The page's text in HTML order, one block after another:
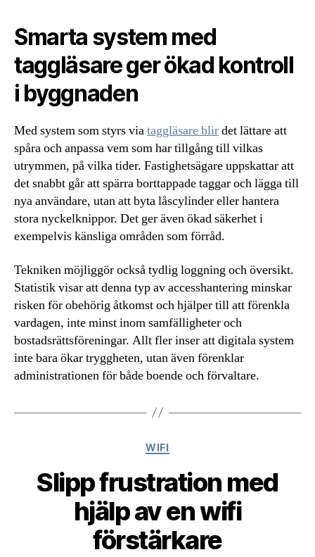
Smarta system med
taggläsare ger ökad kontroll
i byggnaden
Med system som styrs viataggläsare blirdet lättare att
spåra och anpassa vem som har tillgång till vilkas
utrymmen, på vilka tider. Fastighetsägare uppskattar att
det snabbt går att spärra borttappade taggar och lägga till
nya användare, utan att byta låscylinder eller hantera
stora nyckelknippor. Det ger även ökad säkerhet i
exempelvis känsliga områden som förråd.
Tekniken möjliggör också tydlig loggning och översikt.
Statistik visar att denna typ av accesshantering minskar
risken för obehörig åtkomst och hjälper till att förenkla
vardagen, inte minst inom samfälligheter och
bostadsrättsföreningar. Allt fler inser att digitala system
inte bara ökar tryggheten, utan även förenklar
administrationen för både boende och förvaltare.
Kategorier
WIFI
Slipp frustration med
hjälp av en wifi
förstärkare